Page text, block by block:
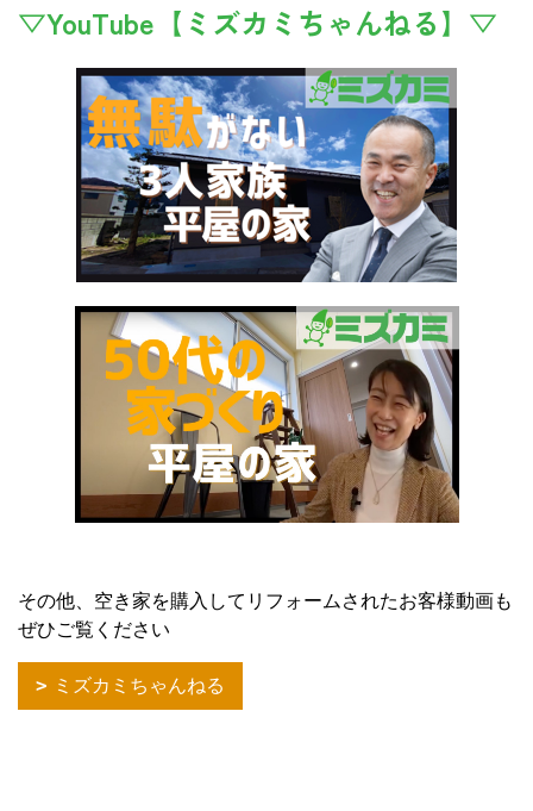
▽YouTube【ミズカミちゃんねる】▽
その他、空き家を購入してリフォームされたお客様動画も
ぜひご覧ください
ミズカミちゃんねる